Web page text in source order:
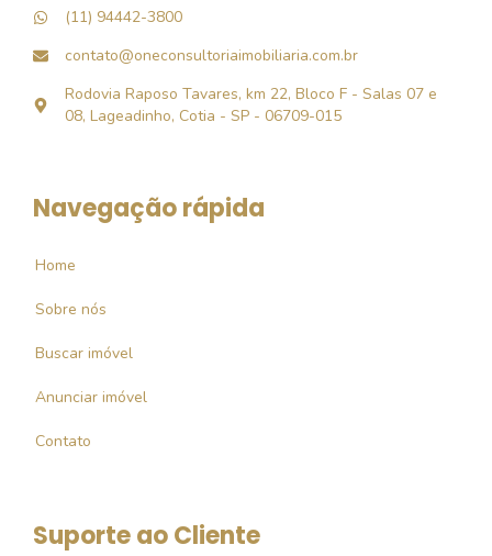
(11) 94442-3800
contato@oneconsultoriaimobiliaria.com.br
Rodovia Raposo Tavares, km 22, Bloco F - Salas 07 e
08, Lageadinho, Cotia - SP - 06709-015
Navegação rápida
Home
Sobre nós
Buscar imóvel
Anunciar imóvel
Contato
Suporte ao Cliente